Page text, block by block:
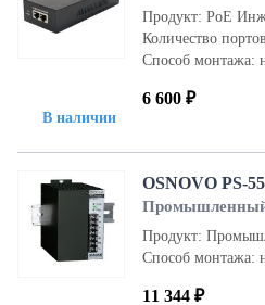
В наличии
Продукт: PoE
Количество
Способ монтажа:
6 600 ₽
OSNOVO PS-
Продукт:
Способ монтажа:
11 344 ₽